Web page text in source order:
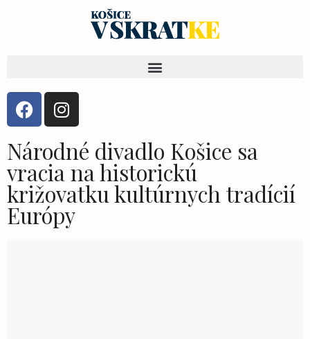
Národné divadlo Košice sa
vracia na historickú
križovatku kultúrnych tradícií
Európy